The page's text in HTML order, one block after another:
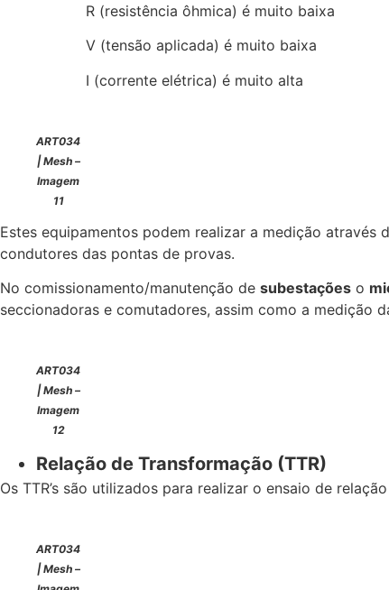
R (resistência ôhmica) é muito baixa
V (tensão aplicada) é muito baixa
I (corrente elétrica) é muito alta
ART034
| Mesh –
Imagem
11
Estes equipamentos podem realizar a medição
condutores das pontas de provas.
No comissionamento/manutenção de subestações o
seccionadoras e comutadores, assim como a medição
ART034
| Mesh –
Imagem
12
Relação de Transformação (TTR)
Os TTR’s são utilizados para realizar o ensaio de
ART034
| Mesh –